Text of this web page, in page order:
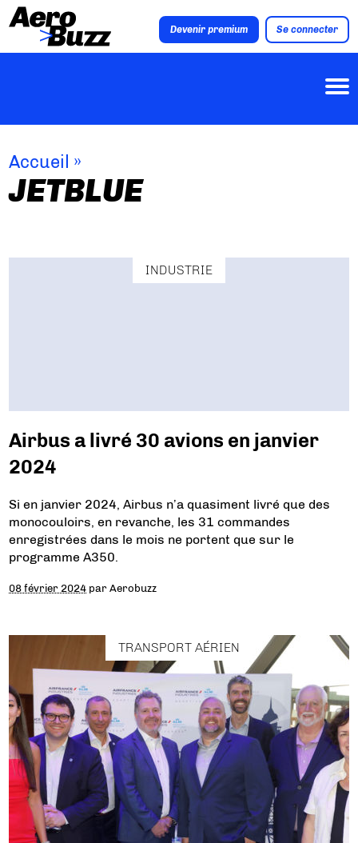
Devenir premium Se connecter
Accueil »
JETBLUE
INDUSTRIE
Airbus a livré 30 avions en janvier
2024
Si en janvier 2024, Airbus n’a quasiment livré que des
monocouloirs, en revanche, les 31 commandes
enregistrées dans le mois ne portent que sur le
programme A350.
08 février 2024 parAerobuzz
TRANSPORT AÉRIEN